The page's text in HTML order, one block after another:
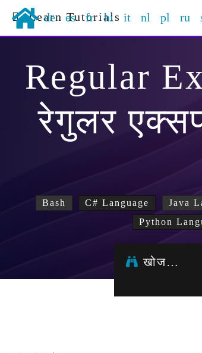
Learn Tutorials
de es fr hi it nl pl ru
Regular
रेगुलर
Bash C# Language Java
Python
खोज…